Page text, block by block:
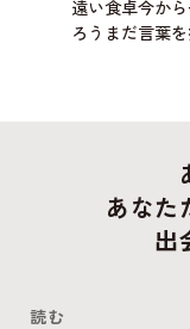
あなた
出
読む